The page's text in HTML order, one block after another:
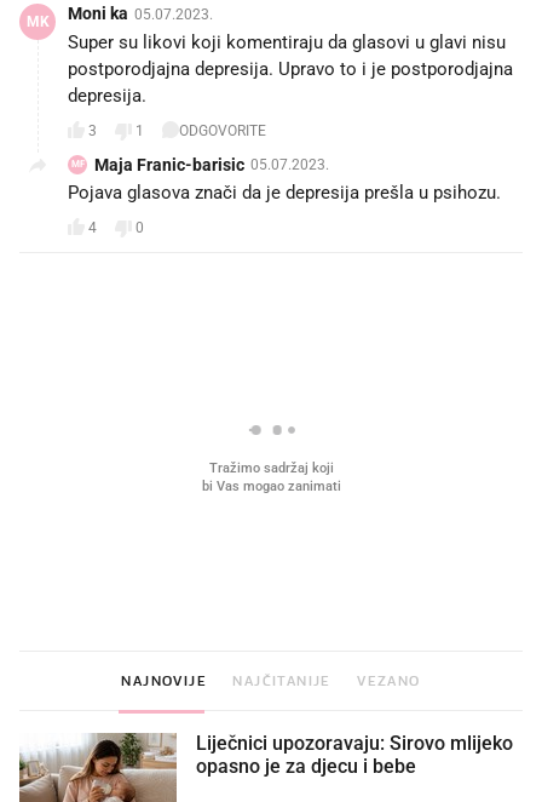
MK Moni ka 05.07.2023.
Super su likovi koji komentiraju da glasovi u glavi nisu
postporodjajna depresija. Upravo to i je postporodjajna
depresija.
3 1 ODGOVORITE
MF Maja Franic-barisic 05.07.2023.
Pojava glasova znači da je depresija prešla u psihozu.
4 0
NAJNOVIJE NAJČITANIJE VEZANO
Liječnici upozoravaju: Sirovo mlijeko
opasno je za djecu i bebe